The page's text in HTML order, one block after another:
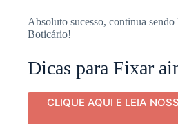
Absoluto sucesso, continua
Boticário!
Dicas para Fixar
CLIQUE AQUI E LEIA